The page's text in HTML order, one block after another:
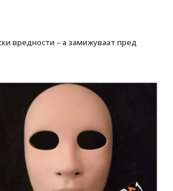
вредности – а замижуваат пред